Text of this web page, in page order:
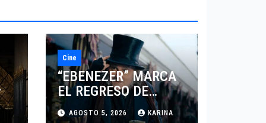
Cine
“EBENEZER” MARCA
EL REGRESO DE
JOHNNY DEPP A
AGOSTO 5, 2026 KARINA